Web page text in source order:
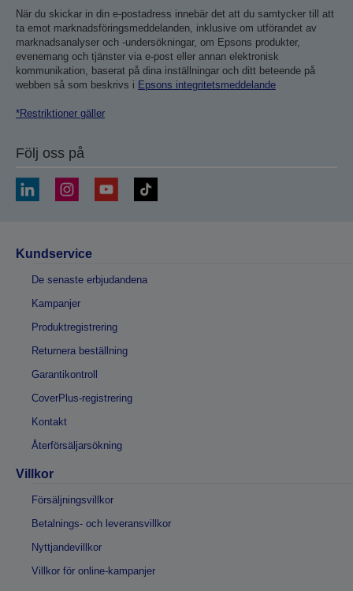
När du skickar in din e-postadress innebär det att du samtycker till att
ta emot marknadsföringsmeddelanden, inklusive om utförandet av
marknadsanalyser och -undersökningar, om Epsons produkter,
evenemang och tjänster via e-post eller annan elektronisk
kommunikation, baserat på dina inställningar och ditt beteende på
webben så som beskrivs i Epsons integritetsmeddelande
*Restriktioner gäller
Följ oss på
Kundservice
De senaste erbjudandena
Kampanjer
Produktregistrering
Returnera beställning
Garantikontroll
CoverPlus-registrering
Kontakt
Återförsäljarsökning
Villkor
Försäljningsvillkor
Betalnings- och leveransvillkor
Nyttjandevillkor
Villkor för online-kampanjer